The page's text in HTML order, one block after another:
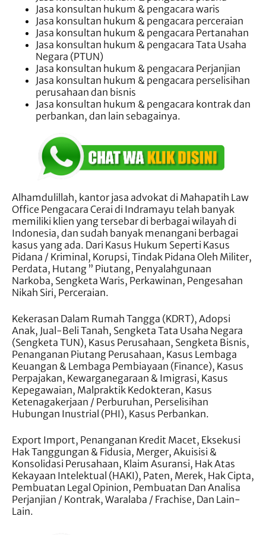
Jasa konsultan hukum & pengacara waris
Jasa konsultan hukum & pengacara perceraian
Jasa konsultan hukum & pengacara Pertanahan
Jasa konsultan hukum & pengacara Tata Usaha
Negara (PTUN)
Jasa konsultan hukum & pengacara Perjanjian
Jasa konsultan hukum & pengacara perselisihan
perusahaan dan bisnis
Jasa konsultan hukum & pengacara kontrak dan
perbankan, dan lain sebagainya.
Alhamdulillah, kantor jasa advokat di Mahapatih Law
Office Pengacara Cerai di Indramayu telah banyak
memiliki klien yang tersebar di berbagai wilayah di
Indonesia, dan sudah banyak menangani berbagai
kasus yang ada. Dari Kasus Hukum Seperti Kasus
Pidana / Kriminal, Korupsi, Tindak Pidana Oleh Militer,
Perdata, Hutang ” Piutang, Penyalahgunaan
Narkoba, Sengketa Waris, Perkawinan, Pengesahan
Nikah Siri, Perceraian.
Kekerasan Dalam Rumah Tangga (KDRT), Adopsi
Anak, Jual-Beli Tanah, Sengketa Tata Usaha Negara
(Sengketa TUN), Kasus Perusahaan, Sengketa Bisnis,
Penanganan Piutang Perusahaan, Kasus Lembaga
Keuangan & Lembaga Pembiayaan (Finance), Kasus
Perpajakan, Kewarganegaraan & Imigrasi, Kasus
Kepegawaian, Malpraktik Kedokteran, Kasus
Ketenagakerjaan / Perburuhan, Perselisihan
Hubungan Inustrial (PHI), Kasus Perbankan.
Export Import, Penanganan Kredit Macet, Eksekusi
Hak Tanggungan & Fidusia, Merger, Akuisisi &
Konsolidasi Perusahaan, Klaim Asuransi, Hak Atas
Kekayaan Intelektual (HAKI), Paten, Merek, Hak Cipta,
Pembuatan Legal Opinion, Pembuatan Dan Analisa
Perjanjian / Kontrak, Waralaba / Frachise, Dan Lain-
Lain.